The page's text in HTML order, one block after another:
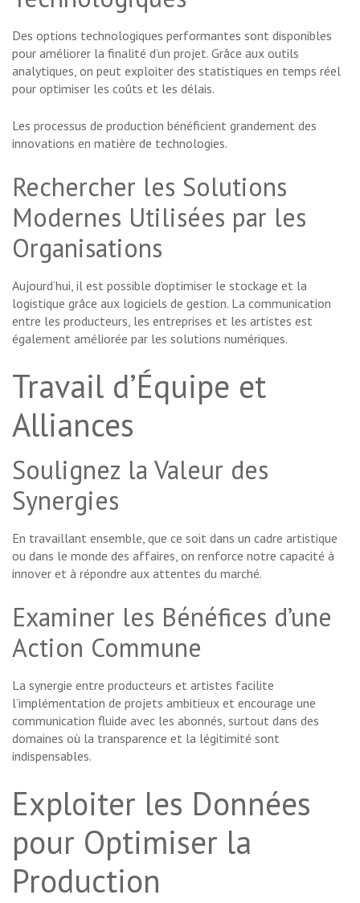
Des options technologiques performantes sont disponibles
pour améliorer la finalité d’un projet. Grâce aux outils
analytiques, on peut exploiter des statistiques en temps réel
pour optimiser les coûts et les délais.
Les processus de production bénéficient grandement des
innovations en matière de technologies.
Rechercher les Solutions
Modernes Utilisées par les
Organisations
Aujourd’hui, il est possible d’optimiser le stockage et la
logistique grâce aux logiciels de gestion. La communication
entre les producteurs, les entreprises et les artistes est
également améliorée par les solutions numériques.
Travail d’Équipe et
Alliances
Soulignez la Valeur des
Synergies
En travaillant ensemble, que ce soit dans un cadre artistique
ou dans le monde des affaires, on renforce notre capacité à
innover et à répondre aux attentes du marché.
Examiner les Bénéfices d’une
Action Commune
La synergie entre producteurs et artistes facilite
l’implémentation de projets ambitieux et encourage une
communication fluide avec les abonnés, surtout dans des
domaines où la transparence et la légitimité sont
indispensables.
Exploiter les Données
pour Optimiser la
Production